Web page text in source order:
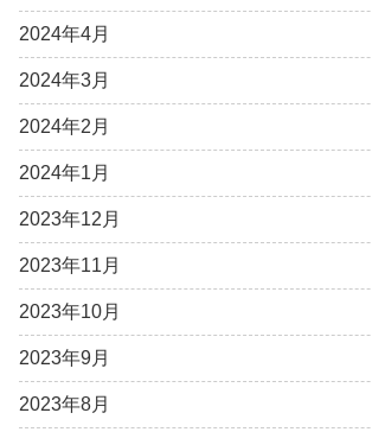
2024年4月
2024年3月
2024年2月
2024年1月
2023年12月
2023年11月
2023年10月
2023年9月
2023年8月